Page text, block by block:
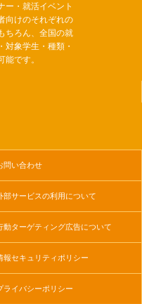
ー・就活イベント
向けのそれぞれの
ちろん、全国の就
対象学生・種類・
です。
問い合わせ
部サービスの利用について
動ターゲティング広告について
報セキュリティポリシー
ライバシーポリシー